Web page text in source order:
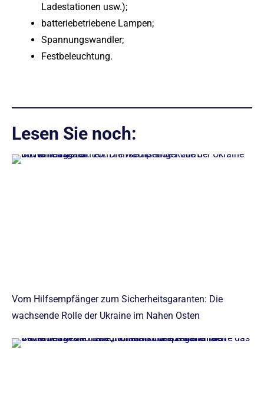
Ladestationen usw.);
batteriebetriebene Lampen;
Spannungswandler;
Festbeleuchtung.
Lesen Sie noch:
Vom Hilfsempfänger zum Sicherheitsgaranten: Die
wachsende Rolle der Ukraine im Nahen Osten